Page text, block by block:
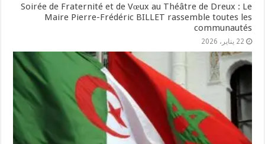
Soirée de Fraternité et de Vœux au Théâtre de Dreux : Le
Maire Pierre-Frédéric BILLET rassemble toutes les
communautés
22 يناير، 2026